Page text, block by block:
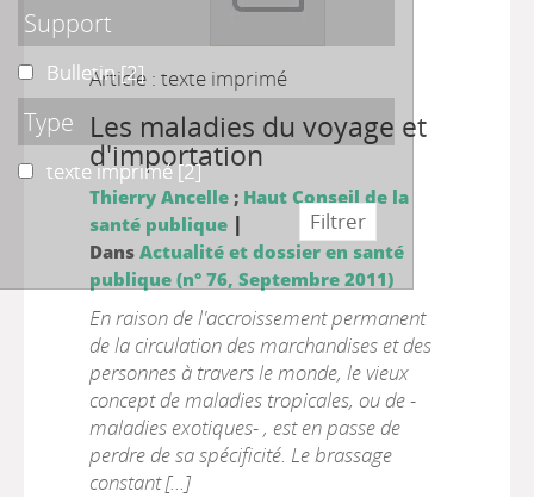
Article : texte imprimé
Les maladies du voyage et
d'importation
Thierry Ancelle; Haut Conseil de la
santé publique |
Dans Actualité et dossier en santé
publique (n° 76, Septembre 2011)
En raison de l'accroissement permanent
de la circulation des marchandises et des
personnes à travers le monde, le vieux
concept de maladies tropicales, ou de -
maladies exotiques- , est en passe de
perdre de sa spécificité. Le brassage
constant [...]
Support
Bulletin
Bulletin[2]
Type
texte imprimé
texte imprimé[2]